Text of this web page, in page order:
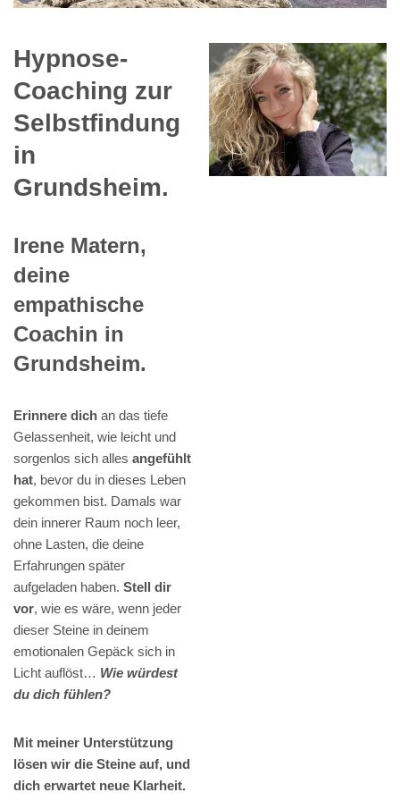
Hypnose-
Coaching zur
Selbstfindung
in
Grundsheim.
Irene Matern,
deine
empathische
Coachin in
Grundsheim.
Erinnere dich an das tiefe
Gelassenheit, wie leicht und
sorgenlos sich alles angefühlt
hat, bevor du in dieses Leben
gekommen bist. Damals war
dein innerer Raum noch leer,
ohne Lasten, die deine
Erfahrungen später
aufgeladen haben. Stell dir
vor, wie es wäre, wenn jeder
dieser Steine in deinem
emotionalen Gepäck sich in
Licht auflöst… Wie würdest
du dich fühlen?
Mit meiner Unterstützung
lösen wir die Steine auf, und
dich erwartet neue Klarheit.